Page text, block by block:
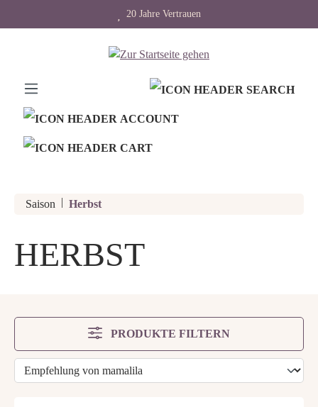
20 Jahre Vertrauen
Saison | Herbst
HERBST
PRODUKTE FILTERN